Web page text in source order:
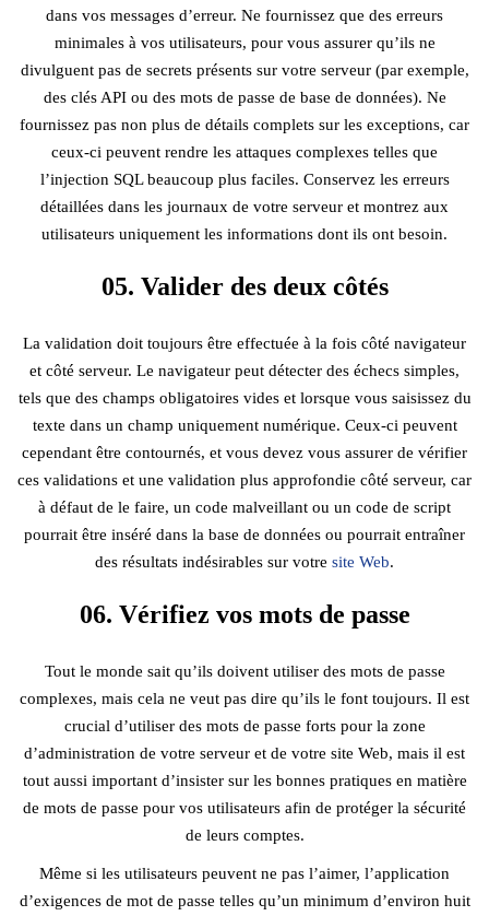
dans vos messages d’erreur. Ne fournissez que des erreurs
minimales à vos utilisateurs, pour vous assurer qu’ils ne
divulguent pas de secrets présents sur votre serveur (par exemple,
des clés API ou des mots de passe de base de données). Ne
fournissez pas non plus de détails complets sur les exceptions, car
ceux-ci peuvent rendre les attaques complexes telles que
l’injection SQL beaucoup plus faciles. Conservez les erreurs
détaillées dans les journaux de votre serveur et montrez aux
utilisateurs uniquement les informations dont ils ont besoin.
05. Valider des deux côtés
La validation doit toujours être effectuée à la fois côté navigateur
et côté serveur. Le navigateur peut détecter des échecs simples,
tels que des champs obligatoires vides et lorsque vous saisissez du
texte dans un champ uniquement numérique. Ceux-ci peuvent
cependant être contournés, et vous devez vous assurer de vérifier
ces validations et une validation plus approfondie côté serveur, car
à défaut de le faire, un code malveillant ou un code de script
pourrait être inséré dans la base de données ou pourrait entraîner
des résultats indésirables sur votre site Web.
06. Vérifiez vos mots de passe
Tout le monde sait qu’ils doivent utiliser des mots de passe
complexes, mais cela ne veut pas dire qu’ils le font toujours. Il est
crucial d’utiliser des mots de passe forts pour la zone
d’administration de votre serveur et de votre site Web, mais il est
tout aussi important d’insister sur les bonnes pratiques en matière
de mots de passe pour vos utilisateurs afin de protéger la sécurité
de leurs comptes.
Même si les utilisateurs peuvent ne pas l’aimer, l’application
d’exigences de mot de passe telles qu’un minimum d’environ huit